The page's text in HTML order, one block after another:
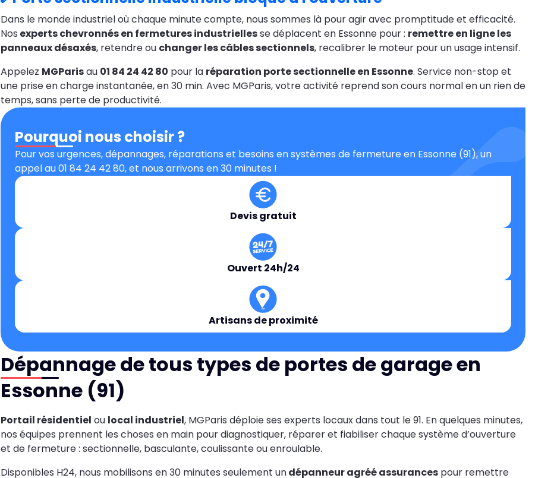
Dans le monde industriel où chaque minute compte, nous sommes là pour agir avec promptitude et efficacité.
Nos experts chevronnés en fermetures industriellesse déplacent en Essonne pour : remettre en ligne les
panneaux désaxés, retendre ou changer les câbles sectionnels, recalibrer le moteur pour un usage intensif.
Appelez MGParisau 01 84 24 42 80 pour la réparation porte sectionnelle en Essonne. Service non-stop et
une prise en charge instantanée, en 30 min. Avec MGParis, votre activité reprend son cours normal en un rien de
temps, sans perte de productivité.
Pourquoi nous choisir ?
Pour vos urgences, dépannages, réparations et besoins en systèmes de fermeture en Essonne (91), un
appel au 01 84 24 42 80, et nous arrivons en 30 minutes !
Devis gratuit
Ouvert 24h/24
Artisans de proximité
Dépannage de tous types de portes de garage en
Essonne (91)
Portail résidentiel ou local industriel, MGParis déploie ses experts locaux dans tout le 91. En quelques minutes,
nos équipes prennent les choses en main pour diagnostiquer, réparer et fiabiliser chaque système d’ouverture
et de fermeture : sectionnelle, basculante, coulissante ou enroulable.
Disponibles H24, nous mobilisons en 30 minutes seulement undépanneur agréé assurances pour remettre